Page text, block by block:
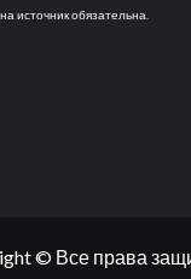
источник обязательна.
© Все права